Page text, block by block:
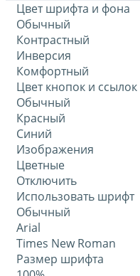
Цвет шрифта и фона
Обычный
Контрастный
Инверсия
Комфортный
Цвет кнопок и ссылок
Обычный
Красный
Синий
Изображения
Цветные
Отключить
Использовать шрифт
Обычный
Arial
Times New Roman
Размер шрифта